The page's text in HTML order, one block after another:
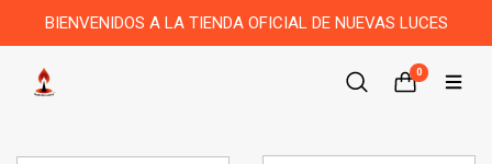
BIENVENIDOS A LA TIENDA OFICIAL DE NUEVAS LUCES
0